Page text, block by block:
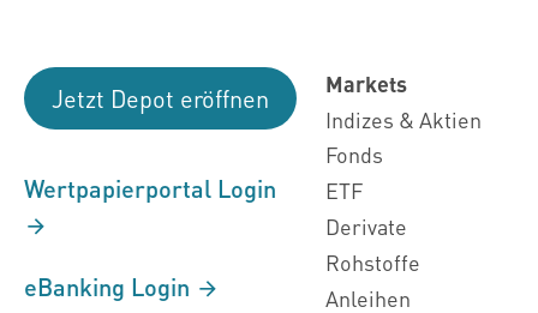
Jetzt Depot eröffnen
Wertpapierportal Login
eBanking Login
Markets
Indizes & Aktien
Fonds
ETF
Derivate
Rohstoffe
Anleihen